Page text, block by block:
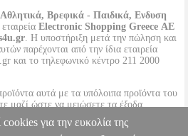
Αθλητικά, Βρεφικά - Παιδικά, Ενδυση
Electronic Shopping Greece ΑΕ
. Η υποστήριξη μετά την πώληση και
παρέχονται από την ίδια εταιρεία
και το τηλεφωνικό κέντρο 211 2000
αυτά με τα υπόλοιπα προϊόντα του
μαζί ώστε να μειώσετε τα έξοδα
παραλάβετε από οποιοδήποτε eshop
ανεξαρτήτως ύψους παραγγελίας!
για την ευκολία της